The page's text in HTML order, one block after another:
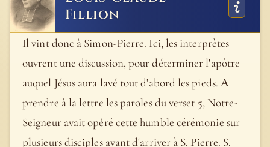
Fillion
Il vint donc à Simon-Pierre. Ici, les interprètes
ouvrent une discussion, pour déterminer l'apôtre
auquel Jésus aura lavé tout d'abord les pieds. Α
prendre à la lettre les paroles du verset 5, Notre-
Seigneur avait opéré cette humble cérémonie sur
plusieurs disciples avant d'arriver à S. Pierre. S.